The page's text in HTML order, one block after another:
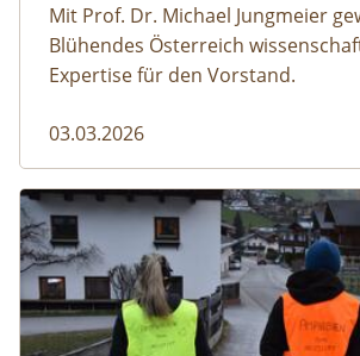
Mit Prof. Dr. Michael Jungmeier
Blühendes Österreich
Expertise für den Vorstand.
03.03.2026
Der steile Weg in die Freiheit